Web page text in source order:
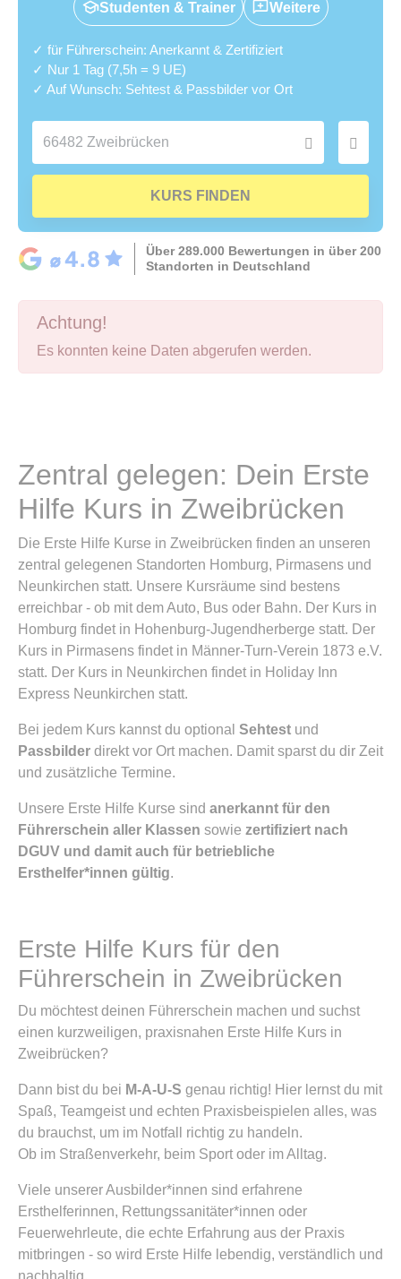
Studenten & Trainer Weitere
✓ für Führerschein: Anerkannt & Zertifiziert
✓ Nur 1 Tag (7,5h = 9 UE)
✓ Auf Wunsch: Sehtest & Passbilder vor Ort
KURS FINDEN
Über 289.000 Bewertungen in über 200
Standorten in Deutschland
Achtung!
Es konnten keine Daten abgerufen werden.
Zentral gelegen: Dein Erste
Hilfe Kurs in Zweibrücken
Die Erste Hilfe Kurse in Zweibrücken finden an unseren
zentral gelegenen Standorten Homburg, Pirmasens und
Neunkirchen statt. Unsere Kursräume sind bestens
erreichbar - ob mit dem Auto, Bus oder Bahn. Der Kurs in
Homburg findet in Hohenburg-Jugendherberge statt. Der
Kurs in Pirmasens findet in Männer-Turn-Verein 1873 e.V.
statt. Der Kurs in Neunkirchen findet in Holiday Inn
Express Neunkirchen statt.
Bei jedem Kurs kannst du optional Sehtest und
Passbilder direkt vor Ort machen. Damit sparst du dir Zeit
und zusätzliche Termine.
Unsere Erste Hilfe Kurse sind anerkannt für den
Führerschein aller Klassen sowie zertifiziert nach
DGUV und damit auch für betriebliche
Ersthelfer*innen gültig.
Erste Hilfe Kurs für den
Führerschein in Zweibrücken
Du möchtest deinen Führerschein machen und suchst
einen kurzweiligen, praxisnahen Erste Hilfe Kurs in
Zweibrücken?
Dann bist du bei M-A-U-S genau richtig! Hier lernst du mit
Spaß, Teamgeist und echten Praxisbeispielen alles, was
du brauchst, um im Notfall richtig zu handeln.
Ob im Straßenverkehr, beim Sport oder im Alltag.
Viele unserer Ausbilder*innen sind erfahrene
Ersthelferinnen, Rettungssanitäter*innen oder
Feuerwehrleute, die echte Erfahrung aus der Praxis
mitbringen - so wird Erste Hilfe lebendig, verständlich und
nachhaltig.